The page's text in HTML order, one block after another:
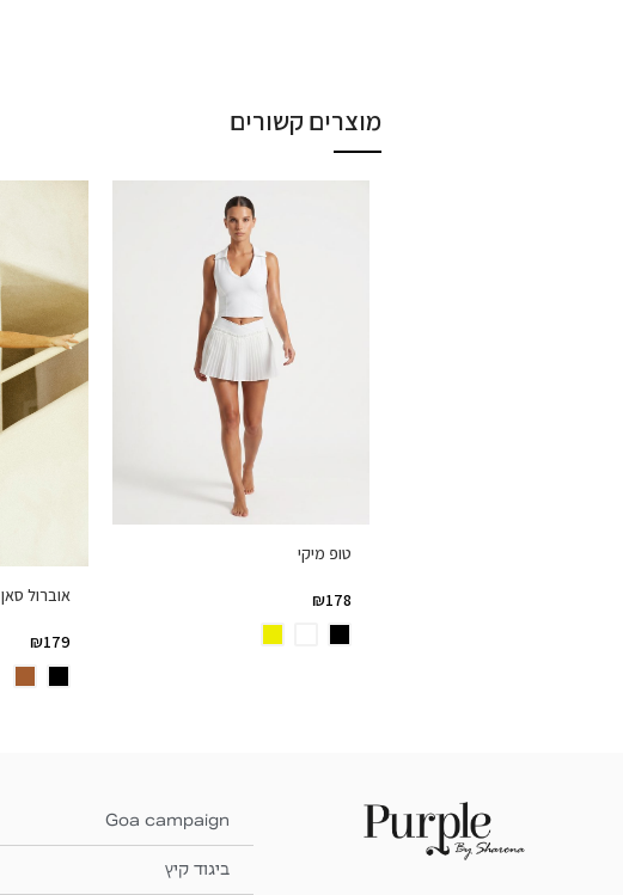
מוצרים קשורים
טופ מיקי
₪178 אוברול סאן
₪179
Goa campaign
ביגוד קיץ